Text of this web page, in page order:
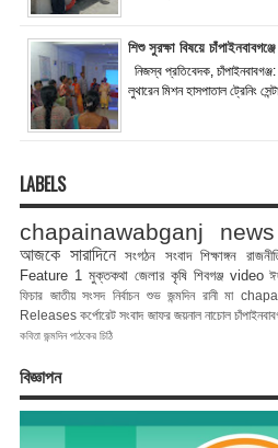
শিশু সুরক্ষা বিষয়ে
নিজস্ব প্রতিবেদক,
লুথারেন মিশন হাসপাতাল ট্রেনিং
LABELS
chapainawabganj news
আজকে সারাদিনে সংগঠন সংবাদ শিক্ষাঙ্গন
Feature 1 মুক্তকথা জেলার কৃষি শিবগঞ্জ video
ফিচার জাতীয় সংসদ নির্বাচন শুভ জন্মদিন রানী মা
Releases কর্পোরেট সংবাদ জাফর জয়নাল নাচোল
কবিতা জন্মদিন পাঠকের চিঠি
বিজ্ঞাপন